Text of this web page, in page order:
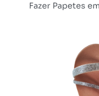
Fazer Papetes